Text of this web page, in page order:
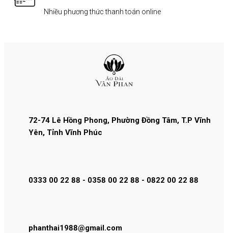
Nhiều phương thức thanh toán online
72-74 Lê Hồng Phong, Phường Đồng Tâm, T.P Vĩnh
Yên, Tỉnh Vĩnh Phúc
0333 00 22 88 - 0358 00 22 88 - 0822 00 22 88
phanthai1988@gmail.com